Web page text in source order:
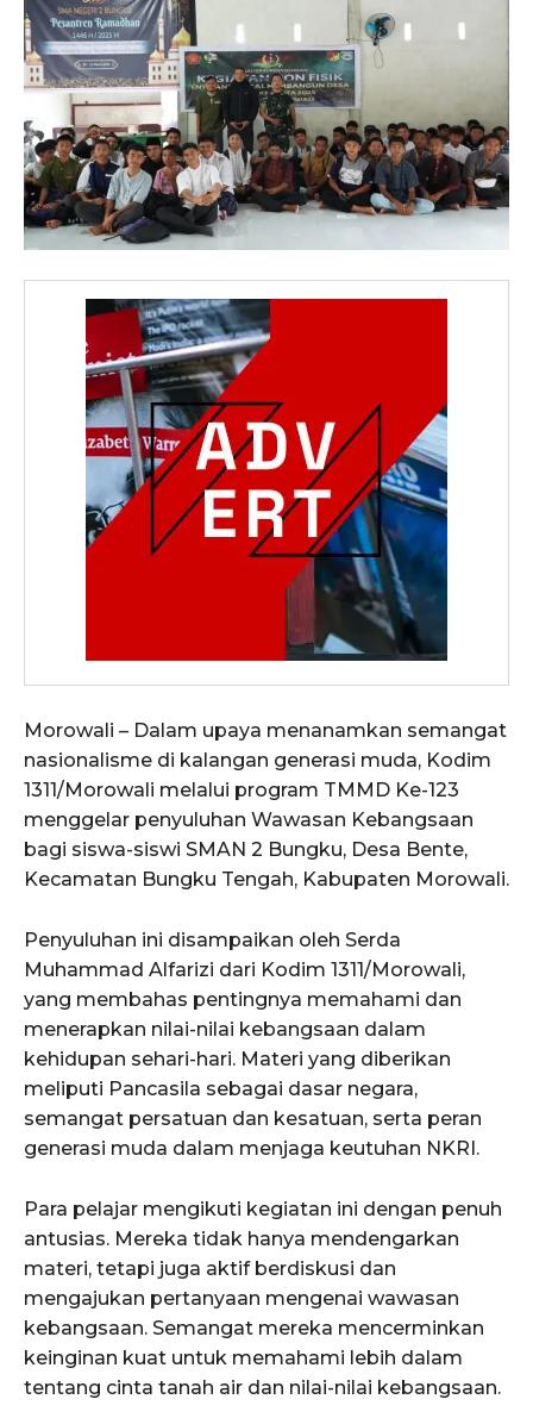
Morowali – Dalam upaya menanamkan semangat
nasionalisme di kalangan generasi muda, Kodim
1311/Morowali melalui program TMMD Ke-123
menggelar penyuluhan Wawasan Kebangsaan
bagi siswa-siswi SMAN 2 Bungku, Desa Bente,
Kecamatan Bungku Tengah, Kabupaten Morowali.
Penyuluhan ini disampaikan oleh Serda
Muhammad Alfarizi dari Kodim 1311/Morowali,
yang membahas pentingnya memahami dan
menerapkan nilai-nilai kebangsaan dalam
kehidupan sehari-hari. Materi yang diberikan
meliputi Pancasila sebagai dasar negara,
semangat persatuan dan kesatuan, serta peran
generasi muda dalam menjaga keutuhan NKRI.
Para pelajar mengikuti kegiatan ini dengan penuh
antusias. Mereka tidak hanya mendengarkan
materi, tetapi juga aktif berdiskusi dan
mengajukan pertanyaan mengenai wawasan
kebangsaan. Semangat mereka mencerminkan
keinginan kuat untuk memahami lebih dalam
tentang cinta tanah air dan nilai-nilai kebangsaan.